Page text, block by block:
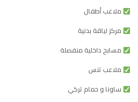
ملاعب أطفال
مركز لياقة بدنية
مسابح داخلية منفصلة
ملاعب تنس
ساونا و حمام تركي